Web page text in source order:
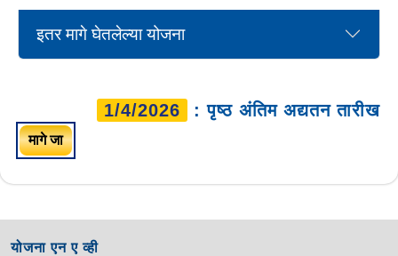
इतर मागे घेतलेल्या योजना
1/4/2026 : पृष्ठ अंतिम अद्यतन तारीख
मागे जा
योजना एन ए व्ही